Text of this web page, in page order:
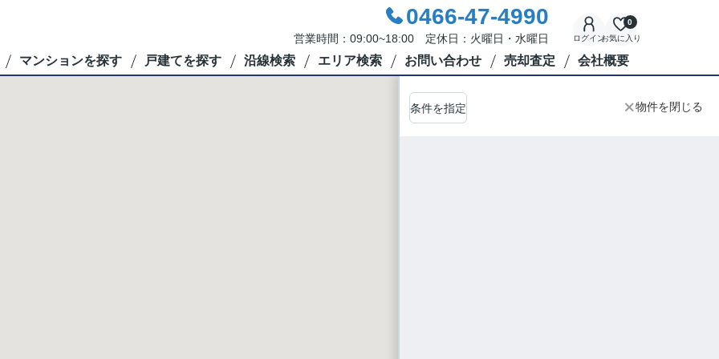
0466-47-4990
営業時間：09:00~18:00 定休日：火曜日・水曜日 ログインお気に入り
0
マンションを探す 戸建てを探す 沿線検索 エリア検索 お問い合わせ 売却査定 会社概要
条件を指定 物件を閉じる